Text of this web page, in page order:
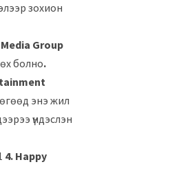
зохион
Group
болно.
энэ жил
үндэслэн
4. Happy